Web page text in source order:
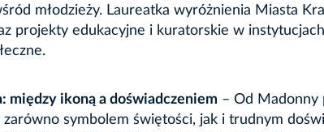
młodzieży. Laureatka wyróżnienia Miasta
projekty edukacyjne i kuratorskie w
między ikoną a doświadczeniem – Od Madonny
symbolem świętości, jak i trudnym